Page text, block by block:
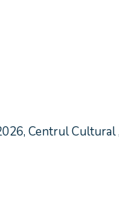
Centrul Cultural